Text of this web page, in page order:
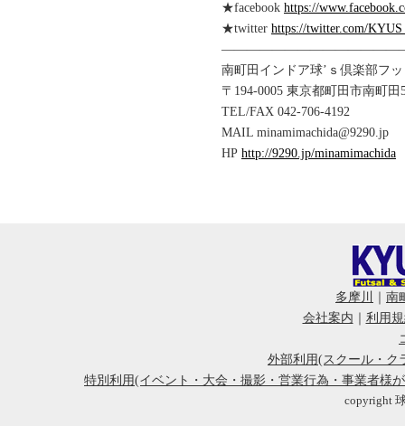
★facebook https://
★twitter https://twitter.com/
南町田インドア球’ｓ倶楽部フ
〒194-0005 東京都町田市南町
TEL/FAX 042-706-4192
MAIL minamimachida@9290.jp
HP http://9290.jp/minamimachida
多摩川 ｜ 南
会社案内 ｜ 利用
外部利用(スクール・ク
特別利用(イベント・大会・撮影・営業行為・事業者様
copyright